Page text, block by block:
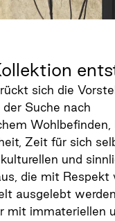
sich die
Suche nach
Wohlbefinden,
Zeit für sich
und
die mit Respekt
ausgelebt
mit immateriellen